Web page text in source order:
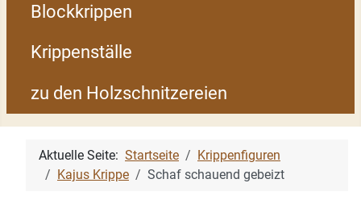
Blockkrippen
Krippenställe
zu den Holzschnitzereien
Aktuelle Seite: Startseite
Krippenfiguren
Kajus Krippe
Schaf schauend gebeizt